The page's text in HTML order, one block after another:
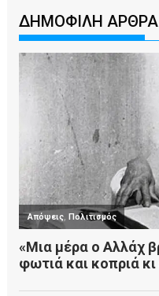
ΔΗΜΟΦΙΛΗ ΑΡΘΡΑ